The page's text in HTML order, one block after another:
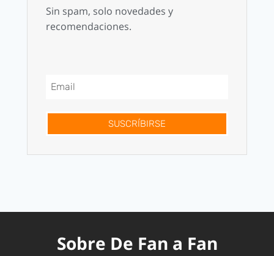
Sin spam, solo novedades y
recomendaciones.
SUSCRÍBIRSE
Sobre De Fan a Fan